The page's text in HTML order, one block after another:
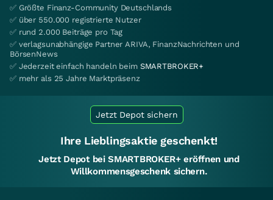
✅ Größte Finanz-Community Deutschlands
✅ über 550.000 registrierte Nutzer
✅ rund 2.000 Beiträge pro Tag
✅ verlagsunabhängige Partner ARIVA, FinanzNachrichten und
BörsenNews
✅ Jederzeit einfach handeln beim SMARTBROKER+
✅ mehr als 25 Jahre Marktpräsenz
Jetzt Depot sichern
Ihre Lieblingsaktie geschenkt!
Jetzt Depot bei SMARTBROKER+ eröffnen und
Willkommensgeschenk sichern.